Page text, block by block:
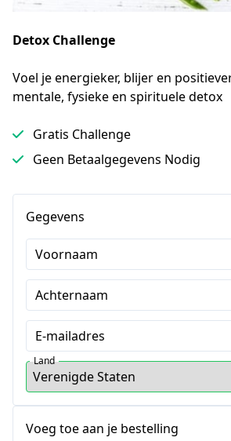
Detox Challenge
Voel je energieker, blijer en
mentale, fysieke en spirituele detox
Gratis Challenge
Geen Betaalgegevens Nodig
Gegevens
Voornaam
Achternaam
E-mailadres
Land
Voeg toe aan je bestelling